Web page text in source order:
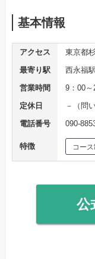
基本情報
アクセス
東京都
最寄り駅
西永福
営業時間
9：00～
定休日
－（問
電話番号
090-
特徴 コース
公